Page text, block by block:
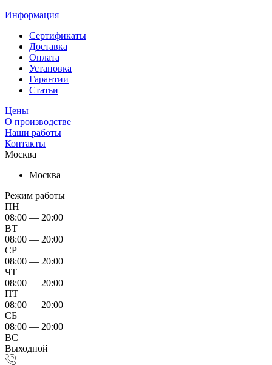
Информация
Сертификаты
Доставка
Оплата
Установка
Гарантии
Статьи
Цены
О производстве
Наши работы
Контакты
Москва
Москва
Режим работы
ПН
08:00 — 20:00
ВТ
08:00 — 20:00
СР
08:00 — 20:00
ЧТ
08:00 — 20:00
ПТ
08:00 — 20:00
СБ
08:00 — 20:00
ВС
Выходной